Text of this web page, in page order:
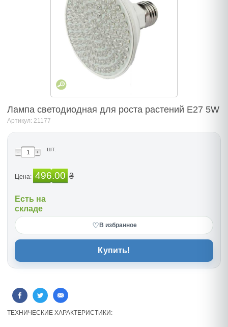
Лампа светодиодная для роста растений Е27 5W
Артикул: 21177
шт.
Цена: 496.00 ₴
Есть на
складе
♡ В избранное
Купить!
ТЕХНИЧЕСКИЕ ХАРАКТЕРИСТИКИ: